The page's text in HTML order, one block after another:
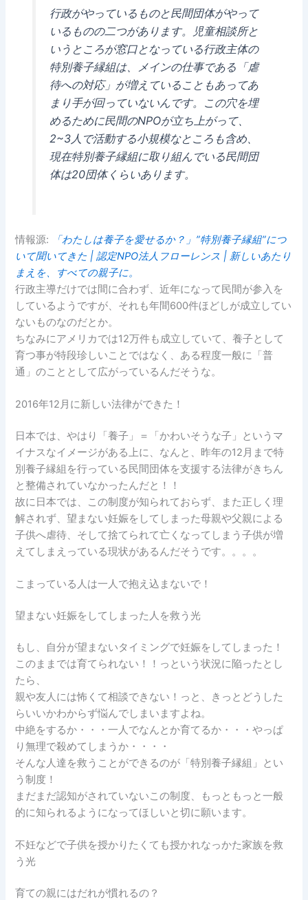
行政がやっているものと民間団体がやって
いるものの二つがあります。児童相談所と
いうところが窓口となっている行政主体の
特別養子縁組は、メインの仕事である「虐
待への対応」が増えていることもあってあ
まり手が回っていないんです。この穴を埋
めるために民間のNPOが立ち上がって、
2~3人で活動する小規模なところも含め、
現在特別養子縁組に取り組んでいる民間団
体は20団体くらいあります。
情報源:
「わたしは養子を愛せるか？」”特別養子縁組”につ
いて聞いてきた | 認定NPO法人フローレンス | 新しいあたり
まえを、すべての親子に。
行政主導だけでは間に合わず、近年になって民間が参入を
しているようですが、それも年間600件ほどしが成立してい
ないものなのだとか。
ちなみにアメリカでは12万件も成立していて、養子として
育つ事が特段珍しいことではなく、ある程度一般に「普
通」のこととして広がっている んだそうな。
2016年12月に新しい法律ができた！
日本では、やはり「養子」＝「かわいそうな子」というマ
イナスなイメージがある上に、なんと、昨年の12月まで特
別養子縁組を行っている民間団体を支援する法律がきちん
と整備されていなかったんだと！！
故に日本では、この制度が知られておらず、また正しく理
解されず、望まない妊娠をしてしまった母親や父親による
子供へ虐待、そして捨てられて亡くなってしまう子供が増
えてしまえっている現状があるんだそうです。。。。
こまっている人は一人で抱え込まないで！
望まない妊娠をしてしまった人を救う光
もし、自分が望まないタイミングで妊娠をしてしまった！
このままでは育てられない！！っという状況に陥ったとし
たら、
親や友人には怖くて相談できない！っと、きっとどうした
らいいかわからず悩んでしまいますよね。
中絶をするか・・・一人でなんとか育てるか・・・やっぱ
り無理で殺めてしまうか・・・・
そんな人達を救うことができるのが「特別養子縁組」とい
う制度！
まだまだ認知がされていないこの制度、もっともっと一般
的に知られるようになってほしいと切に願います。
不妊などで子供を授かりたくても授かれなっかた家族を救
う光
育ての親にはだれが慣れるの？